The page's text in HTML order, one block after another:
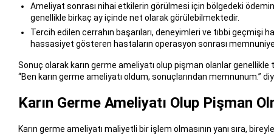
Ameliyat sonrası nihai etkilerin görülmesi için bölgedeki
genellikle birkaç ay içinde net olarak görülebilmektedir.
Tercih edilen cerrahın başarıları, deneyimleri ve tıbbi geçmişi
hassasiyet gösteren hastaların operasyon sonrası
Sonuç olarak karın germe ameliyatı olup pişman olanlar
“Ben karın germe ameliyatı oldum, sonuçlarından memnunum.”
Karın Germe Ameliyatı Olup Pişman
Karın germe ameliyatı maliyetli bir işlem olmasının yanı sıra,